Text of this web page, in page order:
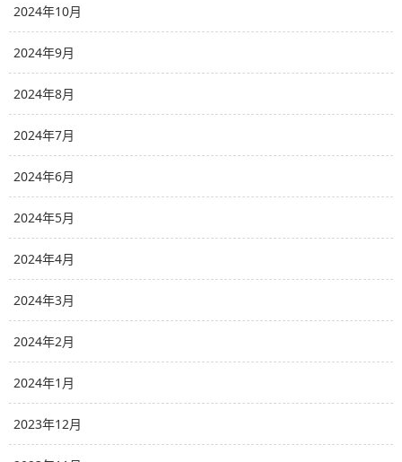
2024年10月
2024年9月
2024年8月
2024年7月
2024年6月
2024年5月
2024年4月
2024年3月
2024年2月
2024年1月
2023年12月